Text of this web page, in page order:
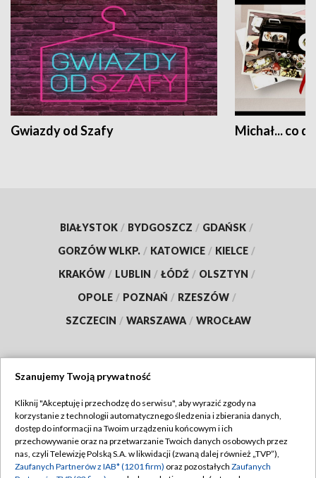
Gwiazdy od Szafy Michał... co
BIAŁYSTOK / BYDGOSZCZ / GDAŃSK /
GORZÓW WLKP. / KATOWICE / KIELCE /
KRAKÓW / LUBLIN / ŁÓDŹ / OLSZTYN /
OPOLE / POZNAŃ / RZESZÓW /
SZCZECIN / WARSZAWA / WROCŁAW
TVP
Abonament TVP
Emisja w TVP
Regulamin TVP
Polityka prywatności
Szanujemy Twoją prywatność
Kliknij "Akceptuję i przechodzę do serwisu", aby wyrazić zgody na
korzystanie z technologii automatycznego śledzenia i zbierania danych,
dostęp do informacji na Twoim urządzeniu końcowym i ich
przechowywanie oraz na przetwarzanie Twoich danych osobowych przez
nas, czyli Telewizję Polską S.A. w likwidacji (zwaną dalej również „TVP”),
Zaufanych Partnerów z IAB* (1201 firm) oraz pozostałych Zaufanych